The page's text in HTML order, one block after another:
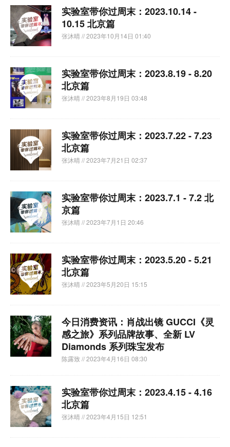
实验室带你过周末：2023.10.14 -
10.15 北京篇
张沐晴// 2023年10月14日 01:40
实验室带你过周末：2023.8.19 - 8.20
北京篇
张沐晴// 2023年8月19日 03:48
实验室带你过周末：2023.7.22 - 7.23
北京篇
张沐晴// 2023年7月21日 02:37
实验室带你过周末：2023.7.1 - 7.2 北
京篇
张沐晴// 2023年7月1日 20:46
实验室带你过周末：2023.5.20 - 5.21
北京篇
张沐晴// 2023年5月20日 15:15
今日消费资讯：肖战出镜 GUCCI《灵
感之旅》系列品牌故事、全新 LV
Diamonds 系列珠宝发布
陈露致// 2023年4月16日 08:30
实验室带你过周末：2023.4.15 - 4.16
北京篇
张沐晴// 2023年4月15日 12:51